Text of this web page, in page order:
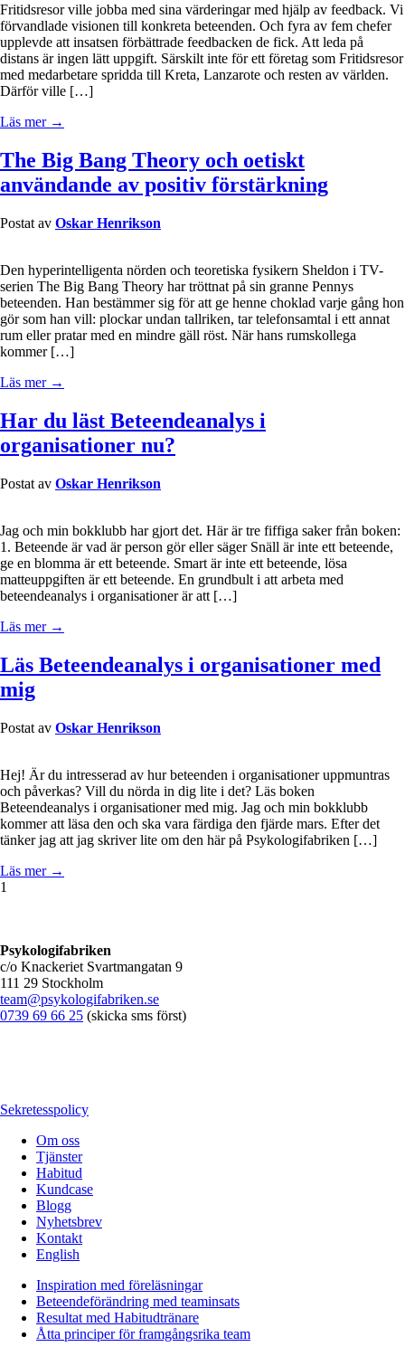
Fritidsresor ville jobba med sina värderingar med hjälp av feedback. Vi
förvandlade visionen till konkreta beteenden. Och fyra av fem chefer
upplevde att insatsen förbättrade feedbacken de fick. Att leda på
distans är ingen lätt uppgift. Särskilt inte för ett företag som Fritidsresor
med medarbetare spridda till Kreta, Lanzarote och resten av världen.
Därför ville […]
Läs mer →
The Big Bang Theory och oetiskt
användande av positiv förstärkning
Postat av Oskar Henrikson
Den hyperintelligenta nörden och teoretiska fysikern Sheldon i TV-
serien The Big Bang Theory har tröttnat på sin granne Pennys
beteenden. Han bestämmer sig för att ge henne choklad varje gång hon
gör som han vill: plockar undan tallriken, tar telefonsamtal i ett annat
rum eller pratar med en mindre gäll röst. När hans rumskollega
kommer […]
Läs mer →
Har du läst Beteendeanalys i
organisationer nu?
Postat av Oskar Henrikson
Jag och min bokklubb har gjort det. Här är tre fiffiga saker från boken:
1. Beteende är vad är person gör eller säger Snäll är inte ett beteende,
ge en blomma är ett beteende. Smart är inte ett beteende, lösa
matteuppgiften är ett beteende. En grundbult i att arbeta med
beteendeanalys i organisationer är att […]
Läs mer →
Läs Beteendeanalys i organisationer med
mig
Postat av Oskar Henrikson
Hej! Är du intresserad av hur beteenden i organisationer uppmuntras
och påverkas? Vill du nörda in dig lite i det? Läs boken
Beteendeanalys i organisationer med mig. Jag och min bokklubb
kommer att läsa den och ska vara färdiga den fjärde mars. Efter det
tänker jag att jag skriver lite om den här på Psykologifabriken […]
Läs mer →
1
Psykologifabriken
c/o Knackeriet Svartmangatan 9
111 29 Stockholm
team@psykologifabriken.se
0739 69 66 25 (skicka sms först)
Sekretesspolicy
Om oss
Tjänster
Habitud
Kundcase
Blogg
Nyhetsbrev
Kontakt
English
Inspiration med föreläsningar
Beteendeförändring med teaminsats
Resultat med Habitudtränare
Åtta principer för framgångsrika team